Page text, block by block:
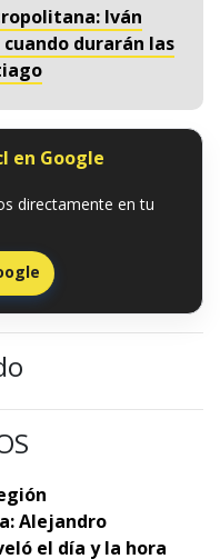
Iván
durarán las
en Google
directamente en tu
Alejandro
el día y la hora